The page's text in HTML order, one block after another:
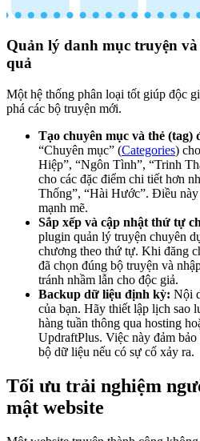
Quản lý danh mục truyện
quả
Một hệ thống phân loại tốt giúp độc
phá các bộ truyện mới.
Tạo chuyên mục và thẻ (tag)
“Chuyên mục” (Categories)
Hiệp”, “Ngôn Tình”, “Trinh
cho các đặc điểm chi tiết hơn
Thống”, “Hài Hước”. Điều
mạnh mẽ.
Sắp xếp và cập nhật thứ tự
plugin quản lý truyện chuyên
chương theo thứ tự. Khi đăng
đã chọn đúng bộ truyện và
tránh nhầm lẫn cho độc giả.
Backup dữ liệu định kỳ: Nội
của bạn. Hãy thiết lập lịch sao
hàng tuần thông qua hosting
UpdraftPlus. Việc này đảm
bộ dữ liệu nếu có sự cố xảy ra.
Tối ưu trải nghiệm
mật website